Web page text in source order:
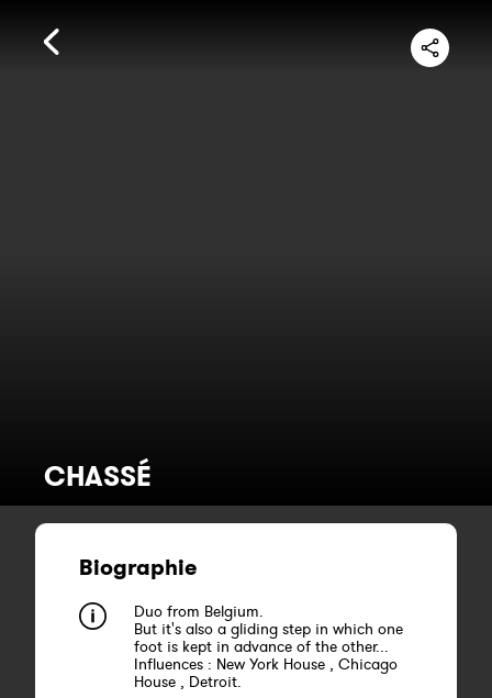
CHASSÉ
Biographie
Duo from Belgium.
But it's also a gliding step in which one
foot is kept in advance of the other...
Influences : New York House , Chicago
House , Detroit.